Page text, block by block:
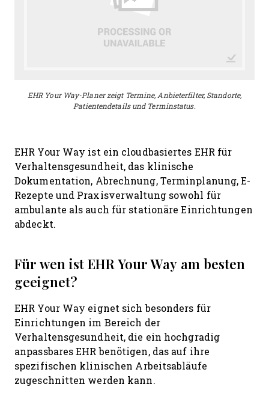
EHR Your Way-Planer zeigt Termine, Anbieterfilter, Standorte,
Patientendetails und Terminstatus.
EHR Your Way ist ein cloudbasiertes EHR für
Verhaltensgesundheit, das klinische
Dokumentation, Abrechnung, Terminplanung, E-
Rezepte und Praxisverwaltung sowohl für
ambulante als auch für stationäre Einrichtungen
abdeckt.
Für wen ist EHR Your Way am besten
geeignet?
EHR Your Way eignet sich besonders für
Einrichtungen im Bereich der
Verhaltensgesundheit, die ein hochgradig
anpassbares EHR benötigen, das auf ihre
spezifischen klinischen Arbeitsabläufe
zugeschnitten werden kann.